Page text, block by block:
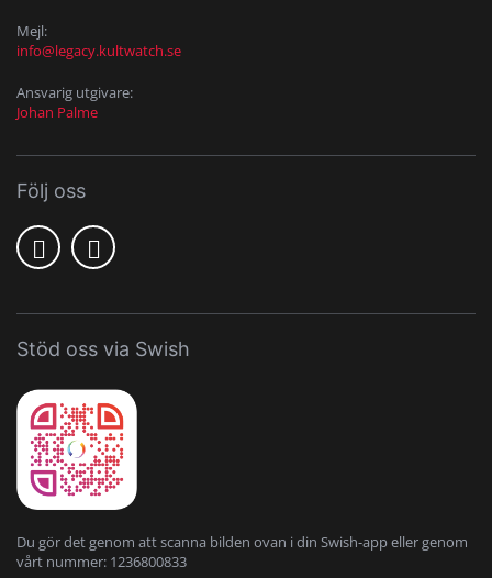
Mejl:
info@legacy.kultwatch.se
Ansvarig utgivare:
Johan Palme
Följ oss
Stöd oss via Swish
Du gör det genom att scanna bilden ovan i din Swish-app eller genom
vårt nummer: 1236800833